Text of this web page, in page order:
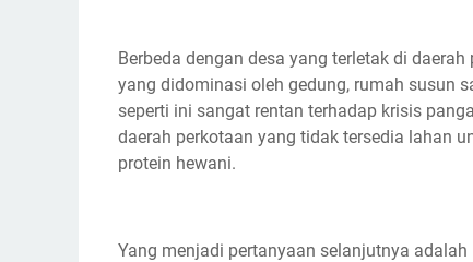
Berbeda dengan desa yang terletak di
yang didominasi oleh gedung, rumah susun
seperti ini sangat rentan terhadap krisis
daerah perkotaan yang tidak tersedia lahan
protein hewani.
Yang menjadi pertanyaan selanjutnya